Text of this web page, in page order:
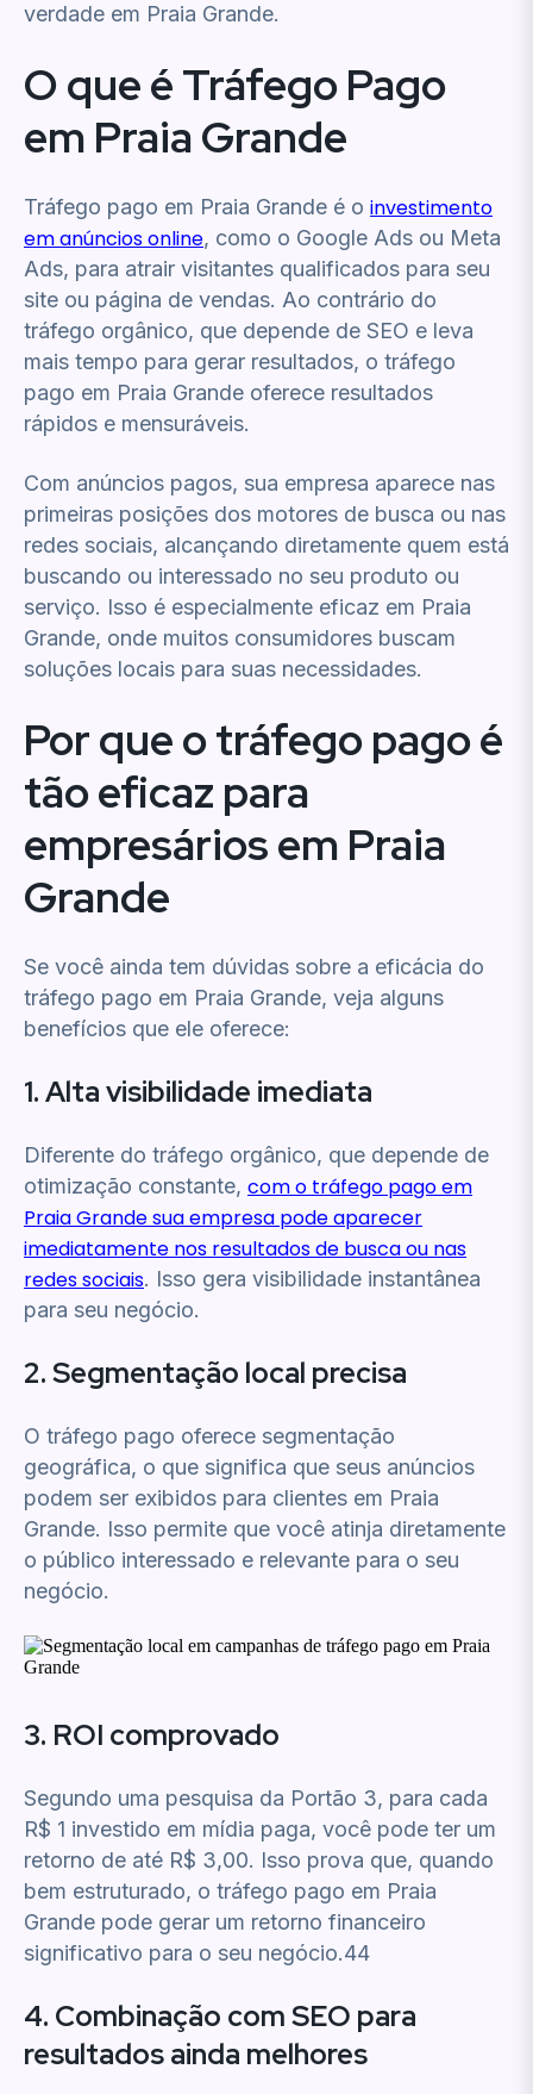
verdade em Praia Grande.
O que é Tráfego Pago
em Praia Grande
Tráfego pago em Praia Grande é o investimento
em anúncios online, como o Google Ads ou Meta
Ads, para atrair visitantes qualificados para seu
site ou página de vendas. Ao contrário do
tráfego orgânico, que depende de SEO e leva
mais tempo para gerar resultados, o tráfego
pago em Praia Grande oferece resultados
rápidos e mensuráveis.
Com anúncios pagos, sua empresa aparece nas
primeiras posições dos motores de busca ou nas
redes sociais, alcançando diretamente quem está
buscando ou interessado no seu produto ou
serviço. Isso é especialmente eficaz em Praia
Grande, onde muitos consumidores buscam
soluções locais para suas necessidades.
Por que o tráfego pago é
tão eficaz para
empresários em Praia
Grande
Se você ainda tem dúvidas sobre a eficácia do
tráfego pago em Praia Grande, veja alguns
benefícios que ele oferece:
1. Alta visibilidade imediata
Diferente do tráfego orgânico, que depende de
otimização constante, com o tráfego pago em
Praia Grande sua empresa pode aparecer
imediatamente nos resultados de busca ou nas
redes sociais. Isso gera visibilidade instantânea
para seu negócio.
2. Segmentação local precisa
O tráfego pago oferece segmentação
geográfica, o que significa que seus anúncios
podem ser exibidos para clientes em Praia
Grande. Isso permite que você atinja diretamente
o público interessado e relevante para o seu
negócio.
3. ROI comprovado
Segundo uma pesquisa da Portão 3, para cada
R$ 1 investido em mídia paga, você pode ter um
retorno de até R$ 3,00. Isso prova que, quando
bem estruturado, o tráfego pago em Praia
Grande pode gerar um retorno financeiro
significativo para o seu negócio.44
4. Combinação com SEO para
resultados ainda melhores